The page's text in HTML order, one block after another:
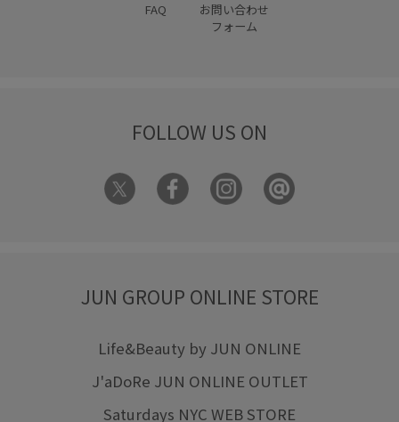
FAQ
お問い合わせ
フォーム
FOLLOW US ON
JUN GROUP ONLINE STORE
Life&Beauty by JUN ONLINE
J'aDoRe JUN ONLINE OUTLET
Saturdays NYC WEB STORE